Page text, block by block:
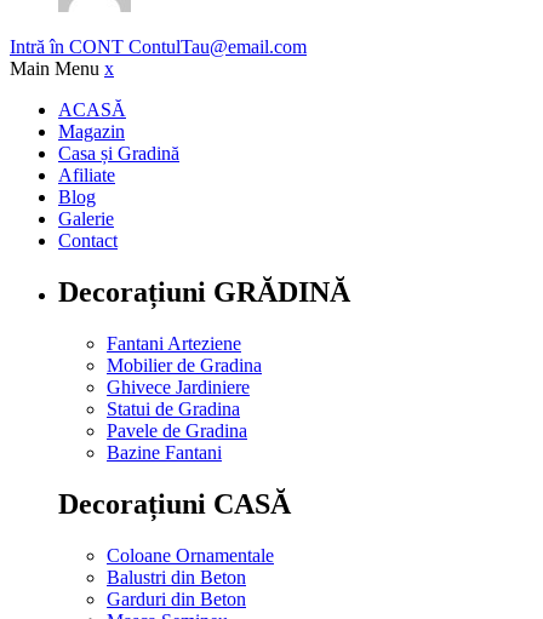
Intră în CONT ContulTau@email.com
Main Menu x
ACASĂ
Magazin
Casa și Gradină
Afiliate
Blog
Galerie
Contact
Decorațiuni GRĂDINĂ
Fantani Arteziene
Mobilier de Gradina
Ghivece Jardiniere
Statui de Gradina
Pavele de Gradina
Bazine Fantani
Decorațiuni CASĂ
Coloane Ornamentale
Balustri din Beton
Garduri din Beton